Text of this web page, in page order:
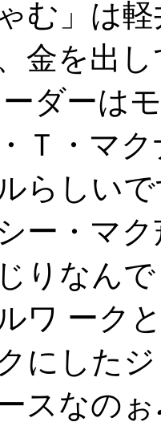
む」は
金を出
ーダーは
Ｔ・マ
らしい
ー・マ
りなん
ワ ーク
にした
スなの